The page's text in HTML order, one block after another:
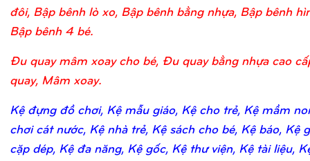
đôi, Bập bênh lò xo, Bập bênh bằng nhựa, Bập bênh
Bập bênh 4 bé.
Đu quay mâm xoay cho bé, Đu quay bằng nhựa cao
quay, Mâm xoay.
Kệ đựng đồ chơi, Kệ mẫu giáo, Kệ cho trẻ, Kệ mầm
chơi cát nước, Kệ nhà trẻ, Kệ sách cho bé, Kệ báo, Kệ
cặp dép, Kệ đa năng, Kệ gốc, Kệ thư viện, Kệ tài liệu,